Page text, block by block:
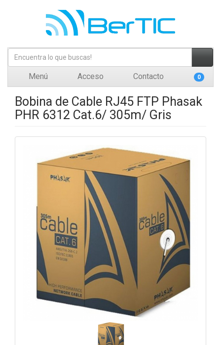
Menú Acceso Contacto 0
Bobina de Cable RJ45 FTP Phasak
PHR 6312 Cat.6/ 305m/ Gris